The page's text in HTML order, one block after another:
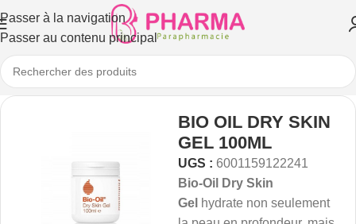
Passer à la navigation
Passer au contenu principal
BIO OIL DRY SKIN
GEL 100ML
UGS : 6001159122241
Bio-Oil Dry Skin
Gel hydrate non seulement